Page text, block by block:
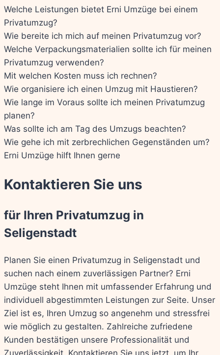
Welche Leistungen bietet Erni Umzüge bei einem
Privatumzug?
Wie bereite ich mich auf meinen Privatumzug vor?
Welche Verpackungsmaterialien sollte ich für meinen
Privatumzug verwenden?
Mit welchen Kosten muss ich rechnen?
Wie organisiere ich einen Umzug mit Haustieren?
Wie lange im Voraus sollte ich meinen Privatumzug
planen?
Was sollte ich am Tag des Umzugs beachten?
Wie gehe ich mit zerbrechlichen Gegenständen um?
Erni Umzüge hilft Ihnen gerne
Kontaktieren Sie uns
für Ihren Privatumzug in
Seligenstadt
Planen Sie einen Privatumzug in Seligenstadt und
suchen nach einem zuverlässigen Partner? Erni
Umzüge steht Ihnen mit umfassender Erfahrung und
individuell abgestimmten Leistungen zur Seite. Unser
Ziel ist es, Ihren Umzug so angenehm und stressfrei
wie möglich zu gestalten. Zahlreiche zufriedene
Kunden bestätigen unsere Professionalität und
Zuverlässigkeit. Kontaktieren Sie uns jetzt, um Ihr